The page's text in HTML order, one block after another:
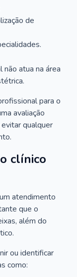
de
atua na área
para o
avaliação
qualquer
clínico
atendimento
que o
além do
ou identificar
como: